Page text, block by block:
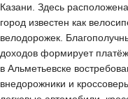
Казани. Здесь
город известен как
велодорожек.
доходов формирует
в Альметьевске
внедорожники и